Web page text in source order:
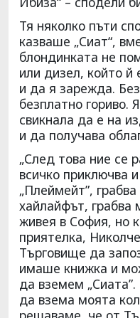
Тя няколко пъти
казваше „Сиат“,
блондинката не
или дизел, който й
и да я зарежда.
безплатно гориво.
свикнала да е на
и да получава
„След това ние се
всичко приключва
„Плеймейт”,
хайлайфът,
живея в София, но
приятелка,
Търговище да
имаше книжка и
да вземем
да взема моята